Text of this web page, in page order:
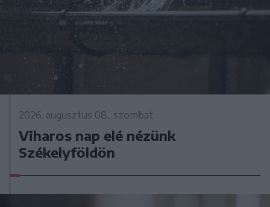
2026. augusztus 08., szombat
Viharos nap elé nézünk
Székelyföldön